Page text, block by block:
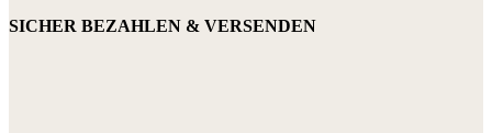
SICHER BEZAHLEN & VERSENDEN